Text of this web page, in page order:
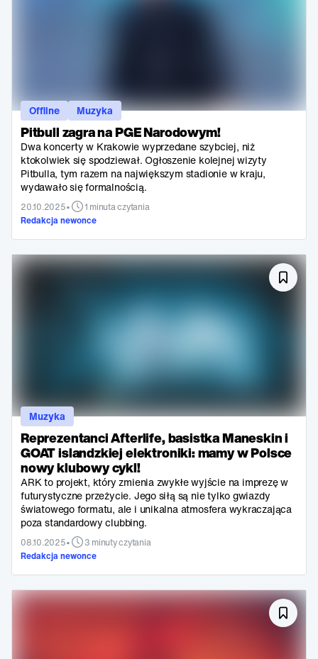
Pitbull zagra na PGE Narodowym!
Dwa koncerty w Krakowie wyprzedane szybciej, niż
ktokolwiek się spodziewał. Ogłoszenie kolejnej wizyty
Pitbulla, tym razem na największym stadionie w kraju,
wydawało się formalnością.
20.10.2025•
1 minuta czytania
Redakcja newonce
Offline Muzyka
Reprezentanci Afterlife, basistka Maneskin i
GOAT islandzkiej elektroniki: mamy w Polsce
nowy klubowy cykl!
ARK to projekt, który zmienia zwykłe wyjście na imprezę w
futurystyczne przeżycie. Jego siłą są nie tylko gwiazdy
światowego formatu, ale i unikalna atmosfera wykraczająca
poza standardowy clubbing.
08.10.2025•
3 minuty czytania
Redakcja newonce
Muzyka